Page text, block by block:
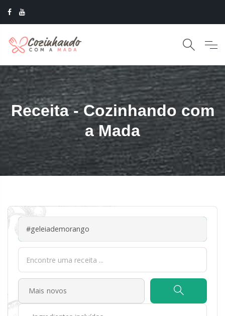
Receita - Cozinhando com
a Mada
#geleiademorango